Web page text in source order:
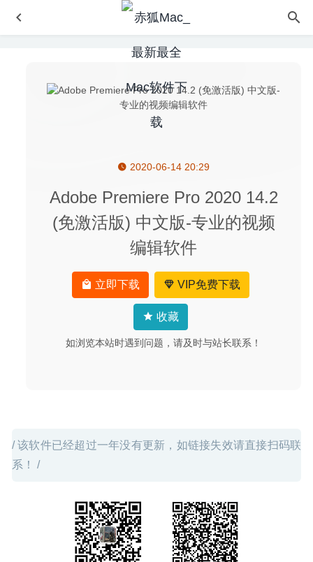
2020-06-14 20:29
Adobe Premiere Pro 2020 14.2
(免激活版) 中文版-专业的视频
编辑软件
立即下载 VIP免费下载
收藏
如浏览本站时遇到问题，请及时与站长联系！
/ 该软件已经超过一年没有更新，如链接失效请直接扫码联
系！ /
Substance Alchemist 2020.1 – 专注于材料创作与管理软件
KCNScrew 2020.04.15 – 非常好用的正版软件激活码序列
2020-04-16
Steinberg SpectraLayers Pro 13.0.10 – 专业的音频频谱编
iDatabase 6.2 for Mac中文版-最直观的个人数据库管理器
Sketch 68.1 中文版-优秀的矢量绘图软件